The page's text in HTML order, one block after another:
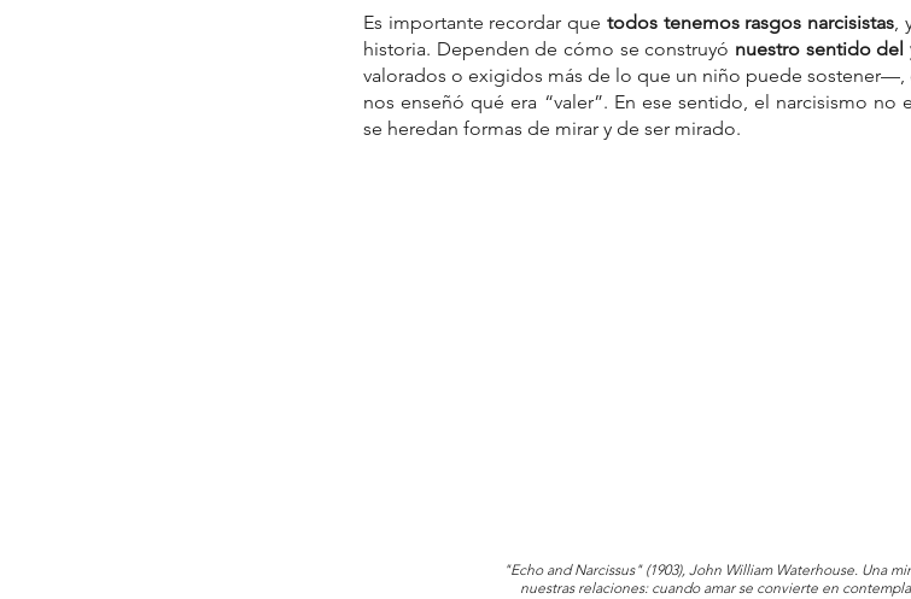
Es importante recordar que todos tenemos rasgos narcisistas,
historia. Dependen de cómo se construyó nuestro sentido del
valorados o exigidos más de lo que un niño puede
nos enseñó qué era “valer”. En ese sentido, el narcisismo no
se heredan formas de mirar y de ser mirado.
"Echo and Narcissus" (1903), John William Waterhouse. Una
nuestras relaciones: cuando amar se convierte en